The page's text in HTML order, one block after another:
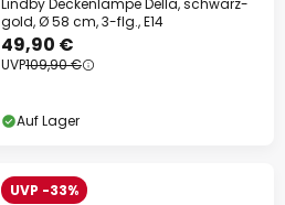
gold, Ø 58 cm, 3-flg., E14
49,90 €
UVP109,90 €
Auf Lager
UVP -33%